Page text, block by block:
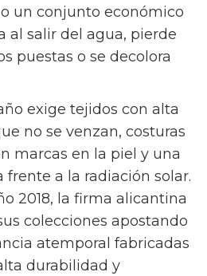
un conjunto económico
al salir del agua, pierde
puestas o se decolora
exige tejidos con alta
no se venzan, costuras
marcas en la piel y una
frente a la radiación solar.
2018, la firma alicantina
colecciones apostando
atemporal fabricadas
durabilidad y